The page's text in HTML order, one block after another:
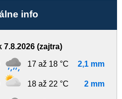
Chopka v cene jedného lístka!
info
7.8.2026 (zajtra)
17 až 18 °C 2,1 mm
18 až 22 °C 2 mm